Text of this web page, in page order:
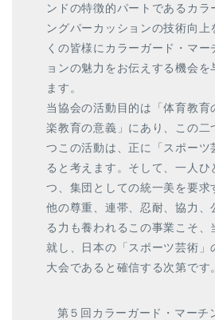
ンドの特徴的パートであるカラ
ングパーカッションの技術向上
くの皆様にカラーガード・マー
ョンの魅力をお伝えする機会を
ます。
当協会の活動目的は「体育教育
楽教育の意義」にあり、この二
つこの活動は、正に「スポーツ
ると考えます。そして、一人ひ
つ、集団としての統一美を要求
他の尊重、連帯、忍耐、協力、
る力も養われるこの事業こそ、
就し、日本の「スポーツ芸術」
大会であると確信する次第です。
第５回カラーガード・マーチ